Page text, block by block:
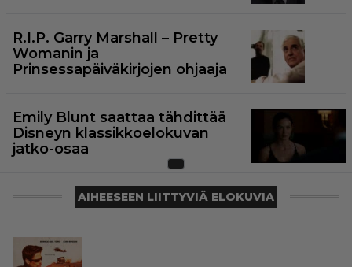
R.I.P. Garry Marshall – Pretty
Womanin ja
Prinsessapäiväkirjojen ohjaaja
Emily Blunt saattaa tähdittää
Disneyn klassikkoelokuvan
jatko-osaa
AIHEESEEN LIITTYVIÄ ELOKUVIA